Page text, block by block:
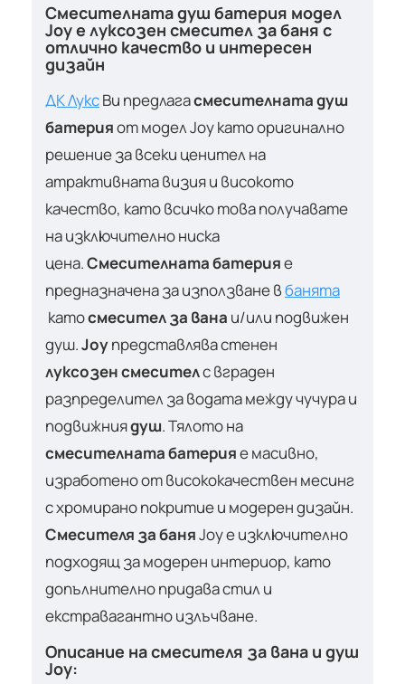
Смесителната душ батерия модел
Joy е луксозен смесител за баня с
отлично качество и интересен
дизайн
ДК ЛуксВи предлагасмесителната душ
батерияот модел Joy като оригинално
решение за всеки ценител на
атрактивната визия и високото
качество, като всичко това получавате
на изключително ниска
цена.Смесителната батерияе
предназначена за използване вбанята
катосмесител за вана и/или подвижен
душ.Joyпредставлява стенен
луксозен смесителс вграден
разпределител за водата между чучура и
подвижниядуш. Тялото на
смесителната батерияе масивно,
изработено от висококачествен месинг
с хромирано покритие и модерен дизайн.
Смесителя за баняJoy е изключително
подходящ за модерен интериор, като
допълнително придава стил и
екстравагантно излъчване.
Описание на смесителя за вана и душ
Joy: